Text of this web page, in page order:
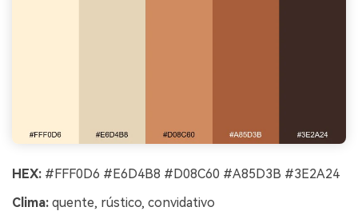
HEX: #FFF0D6 #E6D4B8 #D08C60 #A85D3B #3E2A24
Clima: quente, rústico, convidativo